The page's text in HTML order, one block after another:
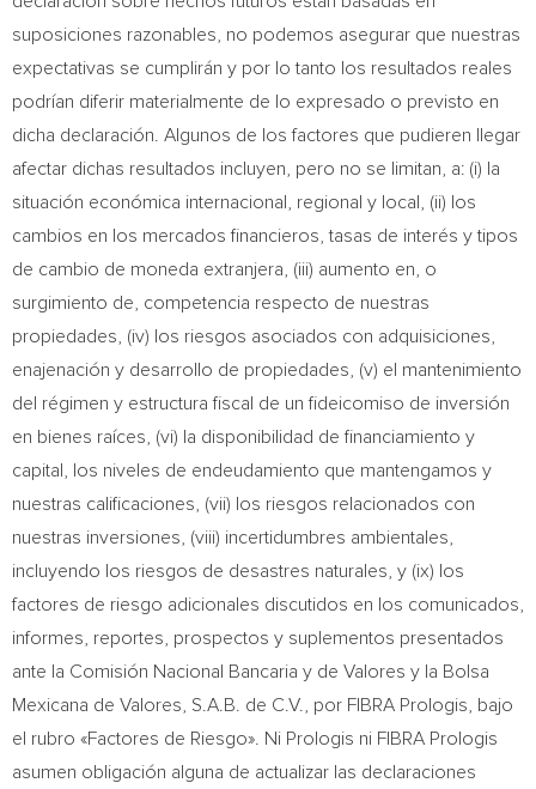
suposiciones razonables, no podemos asegurar que nuestras
expectativas se cumplirán y por lo tanto los resultados reales
podrían diferir materialmente de lo expresado o previsto en
dicha declaración. Algunos de los factores que pudieren llegar
afectar dichas resultados incluyen, pero no se limitan, a: (i) la
situación económica internacional, regional y local, (ii) los
cambios en los mercados financieros, tasas de interés y tipos
de cambio de moneda extranjera, (iii) aumento en, o
surgimiento de, competencia respecto de nuestras
propiedades, (iv) los riesgos asociados con adquisiciones,
enajenación y desarrollo de propiedades, (v) el mantenimiento
del régimen y estructura fiscal de un fideicomiso de inversión
en bienes raíces, (vi) la disponibilidad de financiamiento y
capital, los niveles de endeudamiento que mantengamos y
nuestras calificaciones, (vii) los riesgos relacionados con
nuestras inversiones, (viii) incertidumbres ambientales,
incluyendo los riesgos de desastres naturales, y (ix) los
factores de riesgo adicionales discutidos en los comunicados,
informes, reportes, prospectos y suplementos presentados
ante la Comisión Nacional Bancaria y de Valores y la Bolsa
Mexicana de Valores, S.A.B. de C.V., por FIBRA Prologis, bajo
el rubro «Factores de Riesgo». Ni Prologis ni FIBRA Prologis
asumen obligación alguna de actualizar las declaraciones